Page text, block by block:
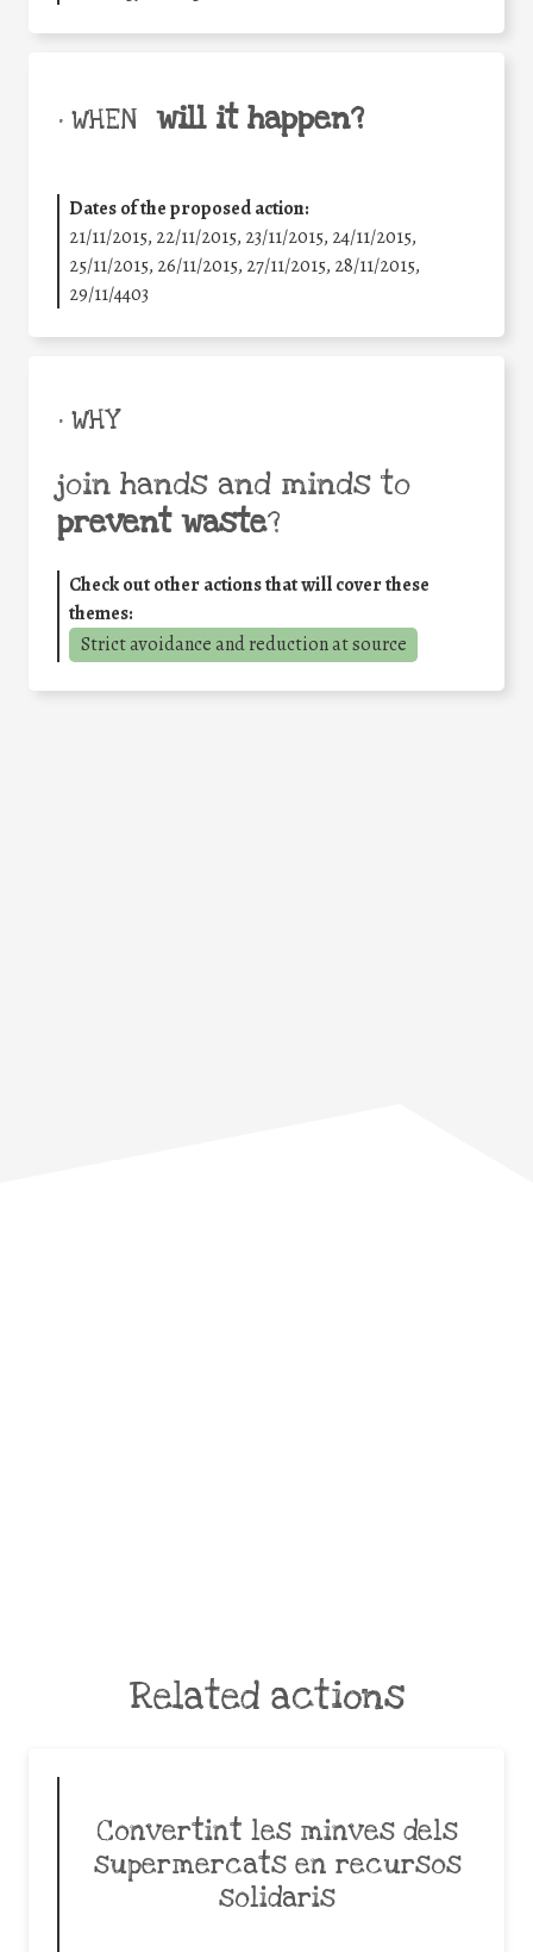
• WHEN will it happen?
Dates of the proposed action:
21/11/2015, 22/11/2015, 23/11/2015, 24/11/2015,
25/11/2015, 26/11/2015, 27/11/2015, 28/11/2015,
29/11/4403
• WHY
join hands and minds to
prevent waste?
Check out other actions that will cover these
themes:
Strict avoidance and reduction at source
Related actions
Convertint les minves dels
supermercats en recursos
solidaris